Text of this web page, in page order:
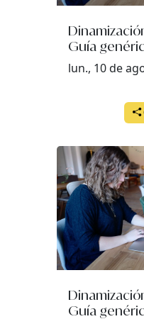
Guía
lun., 10 de
Guía